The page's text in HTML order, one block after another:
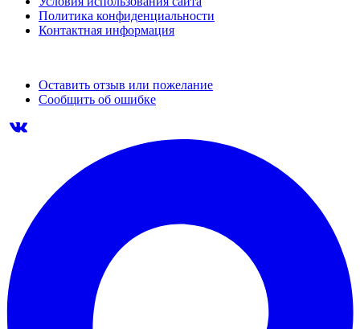
Политика конфиденциальности
Контактная информация
Оставить отзыв или пожелание
Сообщить об ошибке